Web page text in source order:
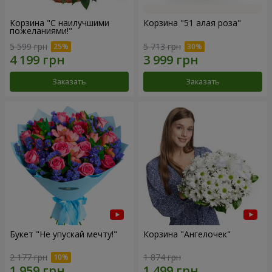
Корзина "С наилучшими
пожеланиями!"
5 599 грн
Заказать
Корзина "51 алая роза"
5 713 грн
Заказать
Букет "Не упускай мечту!"
2 177 грн
Корзина "Ангелочек"
1 874 грн